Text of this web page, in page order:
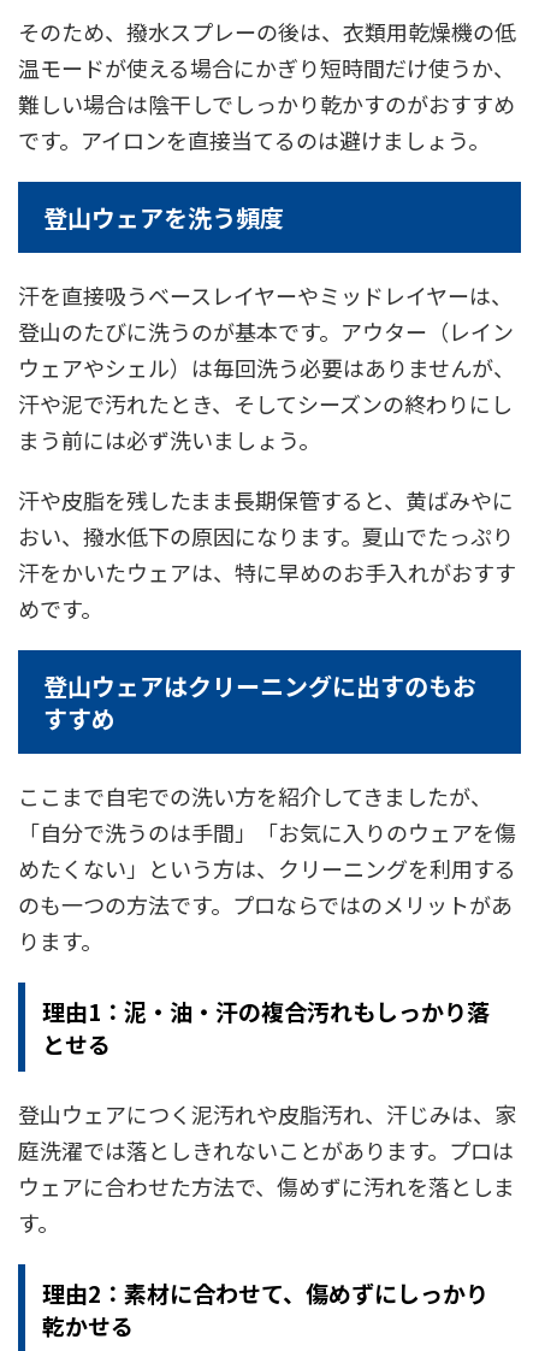
そのため、撥水スプレーの後は、衣類用乾燥機の低
温モードが使える場合にかぎり短時間だけ使うか、
難しい場合は陰干しでしっかり乾かすのがおすすめ
です。アイロンを直接当てるのは避けましょう。
登山ウェアを洗う頻度
汗を直接吸うベースレイヤーやミッドレイヤーは、
登山のたびに洗うのが基本です。アウター（レイン
ウェアやシェル）は毎回洗う必要はありませんが、
汗や泥で汚れたとき、そしてシーズンの終わりにし
まう前には必ず洗いましょう。
汗や皮脂を残したまま長期保管すると、黄ばみやに
おい、撥水低下の原因になります。夏山でたっぷり
汗をかいたウェアは、特に早めのお手入れがおすす
めです。
登山ウェアはクリーニングに出すのもお
すすめ
ここまで自宅での洗い方を紹介してきましたが、
「自分で洗うのは手間」「お気に入りのウェアを傷
めたくない」という方は、クリーニングを利用する
のも一つの方法です。プロならではのメリットがあ
ります。
理由1：泥・油・汗の複合汚れもしっかり落
とせる
登山ウェアにつく泥汚れや皮脂汚れ、汗じみは、家
庭洗濯では落としきれないことがあります。プロは
ウェアに合わせた方法で、傷めずに汚れを落としま
す。
理由2：素材に合わせて、傷めずにしっかり
乾かせる